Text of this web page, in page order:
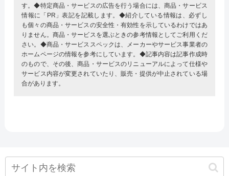
す。◆特定商品・サービスの広告を行う場合には、商品・サービス
情報に「PR」表記を記載します。◆紹介している情報は、必ずし
も個々の商品・サービスの安全性・有効性を示しているわけではあ
りません。商品・サービスを選ぶときの参考情報としてご利用くだ
さい。◆商品・サービススペックは、メーカーやサービス事業者の
ホームページの情報を参考にしています。◆記事内容は記事作成時
のもので、その後、商品・サービスのリニューアルによって仕様や
サービス内容が変更されていたり、販売・提供が中止されている場
合があります。